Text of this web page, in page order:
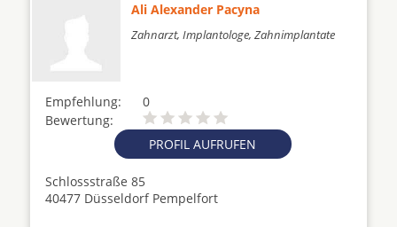
Ali Alexander Pacyna
Zahnarzt, Implantologe, Zahnimplantate
Empfehlung:
0
Bewertung:
PROFIL AUFRUFEN
Schlossstraße 85
40477 Düsseldorf Pempelfort